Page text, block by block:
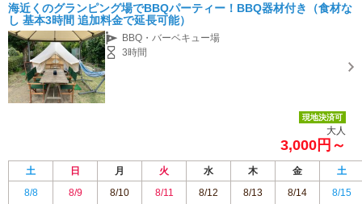
海近くのグランピング場でBBQパーティー！BBQ器材付き（食材な
し 基本3時間 追加料金で延長可能）
BBQ・バーベキュー場
3時間
現地決済可
大人
3,000円～
土 日 月 火 水 木 金
土
8/8
8/9 8/10 8/11 8/12 8/13 8/14 8/15